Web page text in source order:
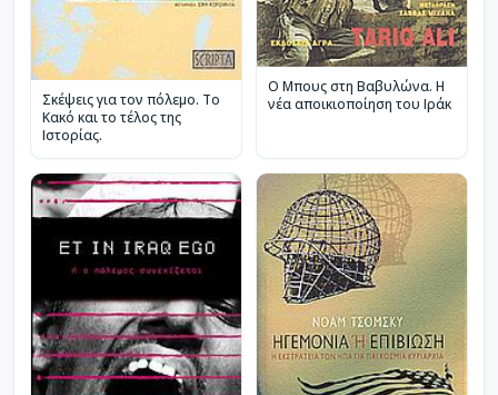
Σκέψεις για τον πόλεμο. Το
Κακό και το τέλος της
Ιστορίας.
Ο Μπους στη Βαβυλώνα. Η
νέα αποικιοποίηση του Ιράκ